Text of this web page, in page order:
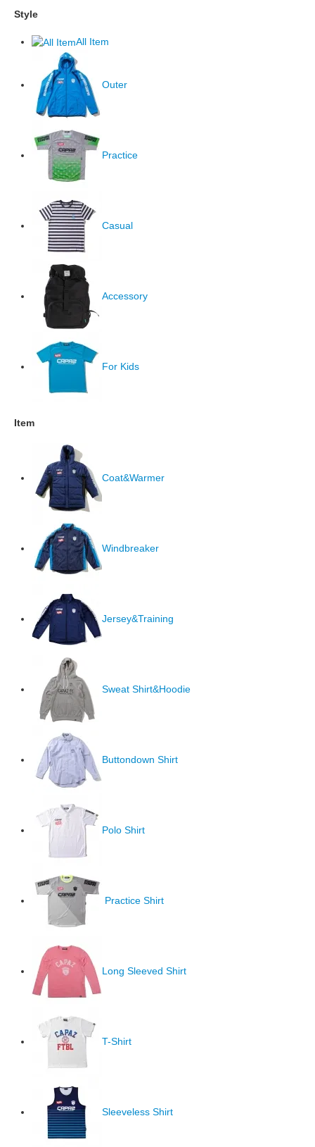
Style
All Item
Outer
Practice
Casual
Accessory
For Kids
Item
Coat&Warmer
Windbreaker
Jersey&Training
Sweat Shirt&Hoodie
Buttondown Shirt
Polo Shirt
Practice Shirt
Long Sleeved Shirt
T-Shirt
Sleeveless Shirt